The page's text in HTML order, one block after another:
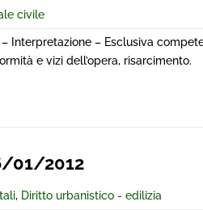
civile
Interpretazione – Esclusiva
e vizi dell’opera, risarcimento.
01/2012
, Diritto urbanistico - edilizia